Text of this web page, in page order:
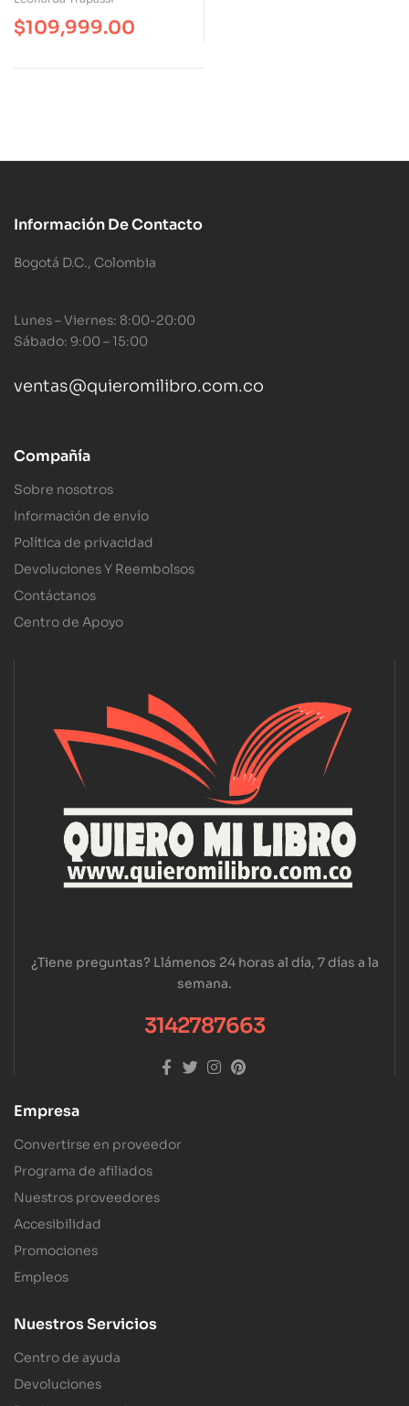
$109,999.00
Información De Contacto
Bogotá D.C., Colombia
Lunes – Viernes: 8:00-20:00
Sábado: 9:00 – 15:00
ventas@quieromilibro.com.co
Compañía
Sobre nosotros
Información de envío
Política de privacidad
Devoluciones Y Reembolsos
Contáctanos
Centro de Apoyo
¿Tiene preguntas? Llámenos 24 horas al día, 7 días a la
semana.
3142787663
Empresa
Convertirse en proveedor
Programa de afiliados
Nuestros proveedores
Accesibilidad
Promociones
Empleos
Nuestros Servicios
Centro de ayuda
Devoluciones